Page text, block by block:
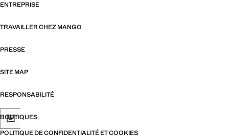
ENTREPRISE
TRAVAILLER CHEZ MANGO
PRESSE
SITE MAP
RESPONSABILITÉ
BOUTIQUES
POLITIQUE DE CONFIDENTIALITÉ ET COOKIES